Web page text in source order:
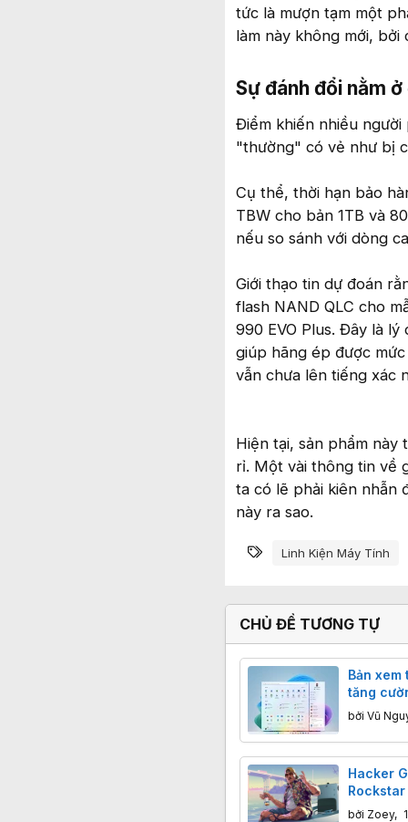
tức là mượn tạm một
làm này không mới,
Sự đánh đổi nằm
Điểm khiến nhiều
"thường" có vẻ như bị
Cụ thể, thời hạn bảo
TBW cho bản 1TB và
nếu so sánh với dòng
Giới thạo tin dự đoán
flash NAND QLC cho
990 EVO Plus. Đây là
giúp hãng ép được
vẫn chưa lên tiếng xác
Hiện tại, sản phẩm
rỉ. Một vài thông tin về
ta có lẽ phải kiên nhẫn
này ra sao.
Từ khóa
Linh Kiện Máy Tính
CHỦ ĐỀ TƯƠNG TỰ
Bản xem
tăng
với
dùng
thoại
di chuột
bởi Vũ
Hacker
đối mặt
bởi Zoey,